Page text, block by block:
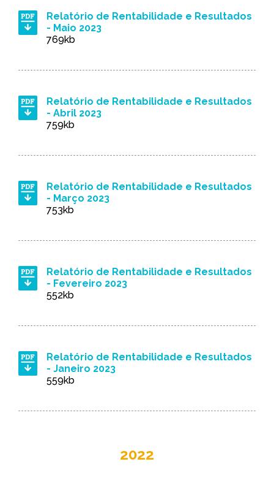
Relatório de Rentabilidade e Resultados
- Maio 2023
769kb
Relatório de Rentabilidade e Resultados
- Abril 2023
759kb
Relatório de Rentabilidade e Resultados
- Março 2023
753kb
Relatório de Rentabilidade e Resultados
- Fevereiro 2023
552kb
Relatório de Rentabilidade e Resultados
- Janeiro 2023
559kb
2022